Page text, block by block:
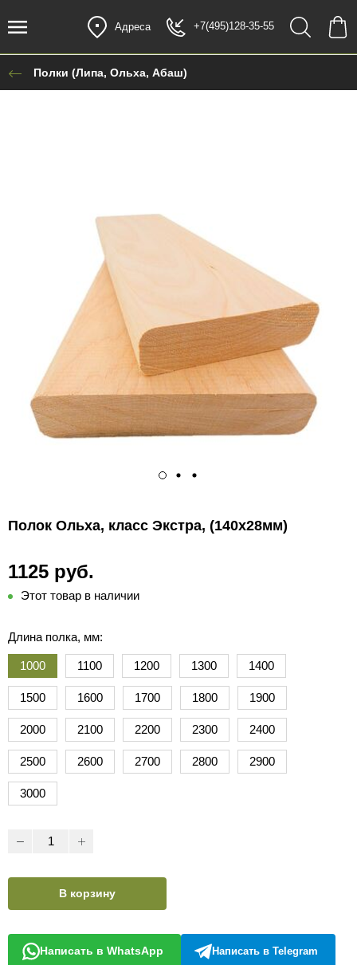
Адреса +7(495)128-35-55
Полки (Липа, Ольха, Абаш)
Полок Ольха, класс Экстра, (140х28мм)
1125 руб.
Этот товар в наличии
Длина полка, мм:
1000 1100 1200 1300 1400
1500 1600 1700 1800 1900
2000 2100 2200 2300 2400
2500 2600 2700 2800 2900
3000
В корзину
Написать в WhatsApp Написать в Telegram